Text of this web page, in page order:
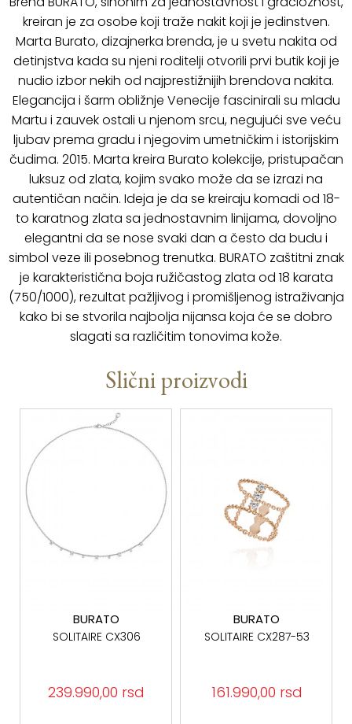
kreiran je za osobe koji traže nakit koji je jedinstven.
Marta Burato, dizajnerka brenda, je u svetu nakita od
detinjstva kada su njeni roditelji otvorili prvi butik koji je
nudio izbor nekih od najprestižnijih brendova nakita.
Elegancija i šarm obližnje Venecije fascinirali su mladu
Martu i zauvek ostali u njenom srcu, negujući sve veću
ljubav prema gradu i njegovim umetničkim i istorijskim
čudima. 2015. Marta kreira Burato kolekcije, pristupačan
luksuz od zlata, kojim svako može da se izrazi na
autentičan način. Ideja je da se kreiraju komadi od 18-
to karatnog zlata sa jednostavnim linijama, dovoljno
elegantni da se nose svaki dan a često da budu i
simbol veze ili posebnog trenutka. BURATO zaštitni znak
je karakteristična boja ružičastog zlata od 18 karata
(750/1000), rezultat pažljivog i promišljenog istraživanja
kako bi se stvorila najbolja nijansa koja će se dobro
slagati sa različitim tonovima kože.
Slični proizvodi
BURATO
SOLITAIRE CX306
239.990,00 rsd
BURATO
SOLITAIRE CX287-53
161.990,00 rsd